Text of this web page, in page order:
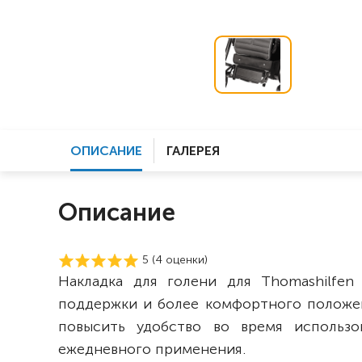
ОПИСАНИЕ ГАЛЕРЕЯ
Описание
5 (4 оценки)
Накладка для голени для
поддержки и более комфортного
повысить удобство во время
ежедневного применения.